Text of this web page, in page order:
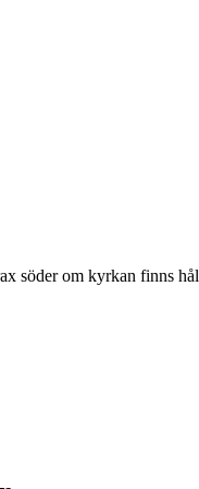
söder om kyrkan finns